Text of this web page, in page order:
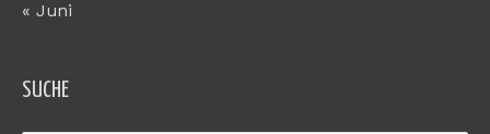
« Juni
SUCHE